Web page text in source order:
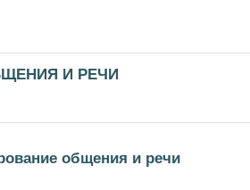
И РЕЧИ
общения и речи